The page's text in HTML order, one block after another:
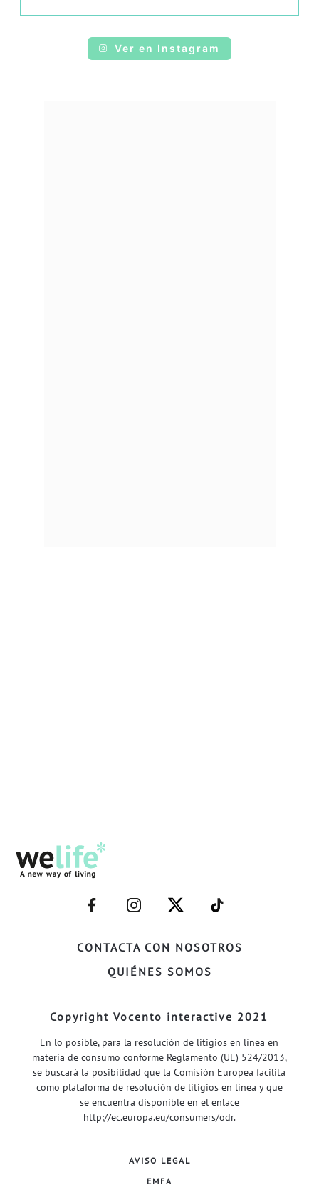
Ver en Instagram
CONTACTA CON NOSOTROS
QUIÉNES SOMOS
–
FACEBOOK–
–
INSTAGRAM–
–
TWITTER–
–
WELIFE–
Copyright Vocento interactive 2021
En lo posible, para la resolución de litigios en línea en
materia de consumo conforme Reglamento (UE) 524/2013,
se buscará la posibilidad que la Comisión Europea facilita
como plataforma de resolución de litigios en línea y que
se encuentra disponible en el enlace
http://ec.europa.eu/consumers/odr.
AVISO LEGAL
EMFA